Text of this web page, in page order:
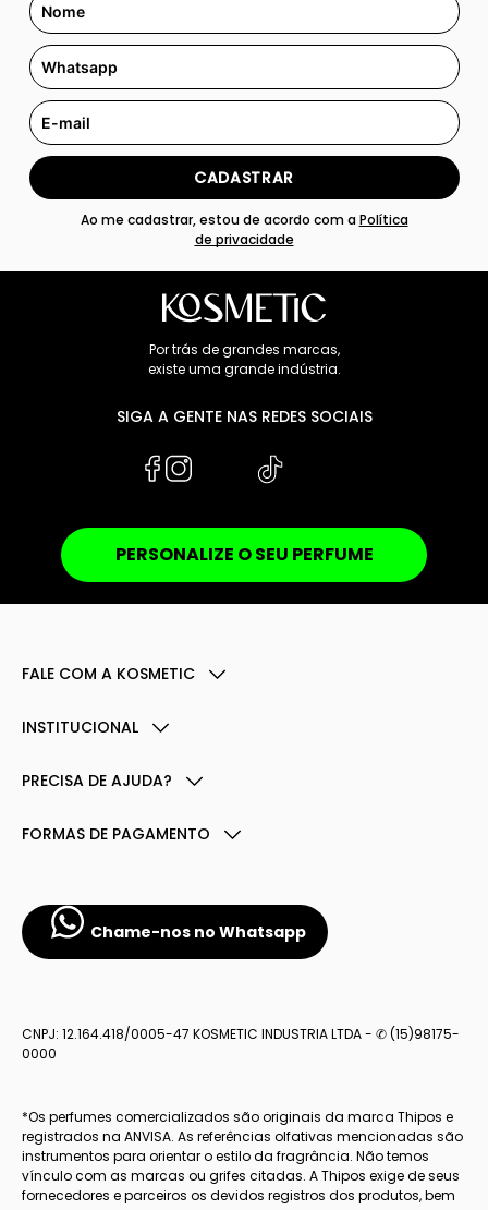
CADASTRAR
Ao me cadastrar, estou de acordo com aPolítica
de privacidade
Por trás de grandes marcas,
existe uma grande indústria.
SIGA A GENTE NAS REDES SOCIAIS
PERSONALIZE O SEU PERFUME
FALE COM A KOSMETIC
INSTITUCIONAL
PRECISA DE AJUDA?
FORMAS DE PAGAMENTO
Chame-nos no Whatsapp
CNPJ: 12.164.418/0005-47 KOSMETIC INDUSTRIA LTDA - ✆ (15)98175-
0000
*Os perfumes comercializados são originais da marca Thipos e
registrados na ANVISA. As referências olfativas mencionadas são
instrumentos para orientar o estilo da fragrância. Não temos
vínculo com as marcas ou grifes citadas. A Thipos exige de seus
fornecedores e parceiros os devidos registros dos produtos, bem